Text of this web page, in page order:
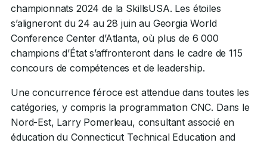
championnats 2024 de la SkillsUSA. Les étoiles
s’aligneront du 24 au 28 juin au Georgia World
Conference Center d’Atlanta, où plus de 6 000
champions d’État s’affronteront dans le cadre de 115
concours de compétences et de leadership.
Une concurrence féroce est attendue dans toutes les
catégories, y compris la programmation CNC. Dans le
Nord-Est, Larry Pomerleau, consultant associé en
éducation du Connecticut Technical Education and